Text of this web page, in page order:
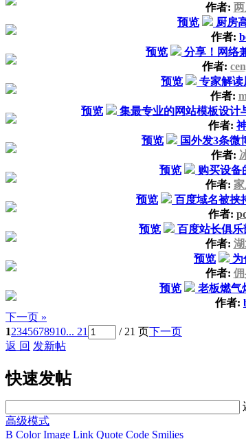
作者:
预览
厨房
作者:
预览
分享！网络
作者:
预览
专家解读
作者:
预览
集最专业的网站模板设计
作者:
预览
国外发3条微
作者:
预览
购买设备
作者:
预览
百度域名被挟
作者:
预览
百度站长俱
作者:
预览
为
作者:
预览
老板燃气
作者:
下一页 »
12345678910... 21 / 21 页下一页
返 回 发新帖
快速发帖
高级模式
B Color Image Link Quote Code Smilies